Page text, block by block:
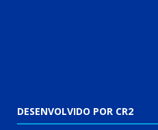
DESENVOLVIDO POR CR2